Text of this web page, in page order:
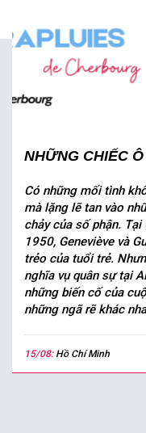
NHỮNG CHIẾC
Có những mối tình
mà lặng lẽ tan vào
chảy của số phận.
1950, Geneviève và
trẻo của tuổi trẻ.
nghĩa vụ quân sự tại
những biến cố của
những ngã rẽ khác
15/08: Hồ Chí Minh